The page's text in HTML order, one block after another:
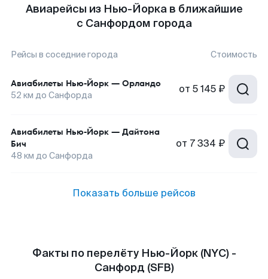
Авиарейсы из Нью-Йорка в ближайшие
с Санфордом города
Рейсы в соседние города Стоимость
Авиабилеты Нью-Йорк — Орландо
52 км до Санфорда от 5 145 ₽
Авиабилеты Нью-Йорк — Дайтона
Бич
48 км до Санфорда
от 7 334 ₽
Показать больше рейсов
Факты по перелёту Нью-Йорк (NYC) -
Санфорд (SFB)